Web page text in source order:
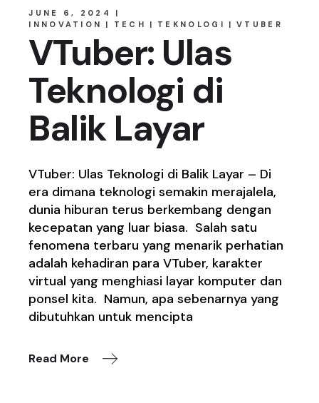
JUNE 6, 2024
INNOVATION
TECH TEKNOLOGI VTUBER
VTuber: Ulas
Teknologi di
Balik Layar
VTuber: Ulas Teknologi di Balik Layar – Di
era dimana teknologi semakin merajalela,
dunia hiburan terus berkembang dengan
kecepatan yang luar biasa. Salah satu
fenomena terbaru yang menarik perhatian
adalah kehadiran para VTuber, karakter
virtual yang menghiasi layar komputer dan
ponsel kita. Namun, apa sebenarnya yang
dibutuhkan untuk mencipta
Read More